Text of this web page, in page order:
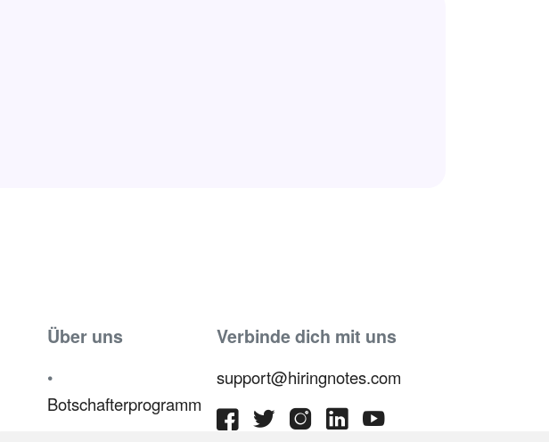
Über uns
•
Botschafterprogramm
Verbinde dich mit uns
support@hiringnotes.com